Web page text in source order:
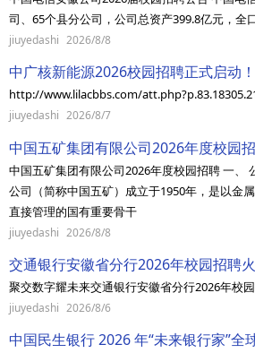
司、65个县分公司，公司总资产399.8亿元，全
jiuyedashi 2026/8/8
中广核新能源2026校园招聘正式启动！
http://www.lilacbbs.com/
jiuyedashi 2026/8/7
中国五矿集团有限公司2026年度校园
中国五矿集团有限公司2026年度校园招聘 一、
公司（简称中国五矿）成立于1950年，是以金
直接管理的国有重要骨干
jiuyedashi 2026/8/8
交通银行安徽省分行2026年校园招聘
聚交数字耀未来交通银行安徽省分行2026年校
jiuyedashi 2026/8/6
中国民生银行 2026 年“未来银行家”全